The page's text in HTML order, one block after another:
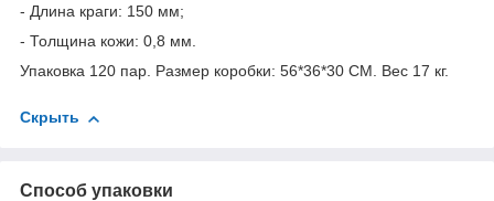
- Длина краги: 150 мм;
- Толщина кожи: 0,8 мм.
Упаковка 120 пар. Размер коробки: 56*36*30 СМ. Вес 17 кг.
Скрыть
Способ упаковки